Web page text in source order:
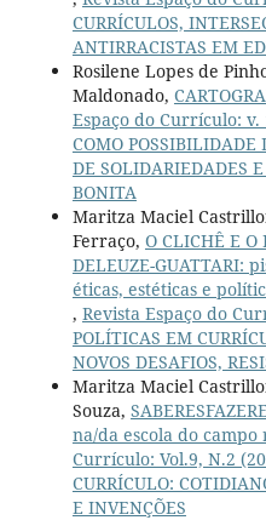
CURRÍCULOS,
ANTIRRACISTAS EM
Rosilene Lopes de
Maldonado,
Espaço do Currículo: v.
COMO POSSIBILIDADE
DE SOLIDARIEDADES
BONITA
Maritza Maciel
Ferraço, O CLICHÊ E O
DELEUZE-GUATTARI:
éticas, estéticas e
, Revista Espaço do
POLÍTICAS EM
NOVOS DESAFIOS,
Maritza Maciel
Souza,
na/da escola do
Currículo: Vol.9, N.2
CURRÍCULO:
E INVENÇÕES